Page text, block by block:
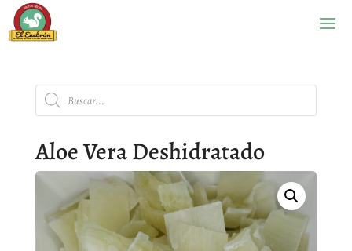
Búsqueda
de
productos
Aloe Vera Deshidratado